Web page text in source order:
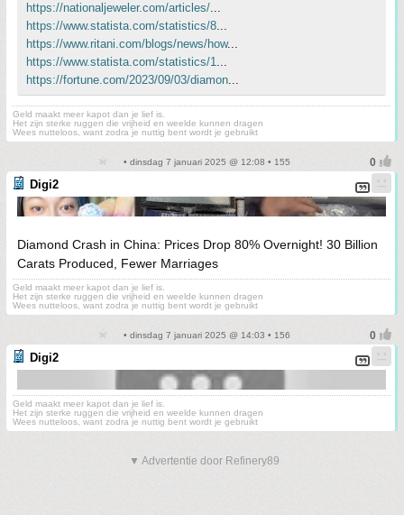
https://nationaljeweler.com/articles/...
https://www.statista.com/statistics/8...
https://www.ritani.com/blogs/news/how...
https://www.statista.com/statistics/1...
https://fortune.com/2023/09/03/diamon...
Geld maakt meer kapot dan je lief is.
Het zijn sterke ruggen die vrijheid en weelde kunnen dragen
Wees nutteloos, want zodra je nuttig bent wordt je gebruikt
• dinsdag 7 januari 2025 @ 12:08 • 155
Digi2
Diamond Crash in China: Prices Drop 80% Overnight! 30 Billion
Carats Produced, Fewer Marriages
Geld maakt meer kapot dan je lief is.
Het zijn sterke ruggen die vrijheid en weelde kunnen dragen
Wees nutteloos, want zodra je nuttig bent wordt je gebruikt
• dinsdag 7 januari 2025 @ 14:03 • 156
Digi2
Geld maakt meer kapot dan je lief is.
Het zijn sterke ruggen die vrijheid en weelde kunnen dragen
Wees nutteloos, want zodra je nuttig bent wordt je gebruikt
▼ Advertentie door Refinery89